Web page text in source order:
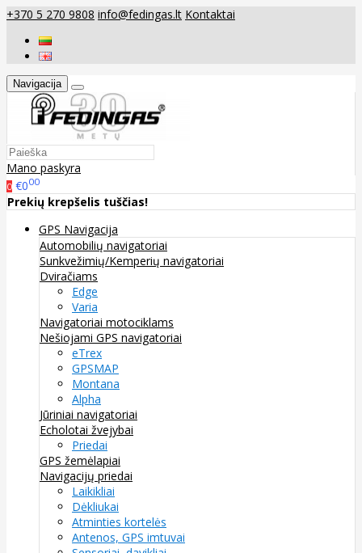
+370 5 270 9808 info@fedingas.lt Kontaktai
Navigacija
Mano paskyra
0 €000
Prekių krepšelis tuščias!
GPS Navigacija
Automobilių navigatoriai
Sunkvežimių/Kemperių navigatoriai
Dviračiams
Edge
Varia
Navigatoriai motociklams
Nešiojami GPS navigatoriai
eTrex
GPSMAP
Montana
Alpha
Jūriniai navigatoriai
Echolotai žvejybai
Priedai
GPS žemėlapiai
Navigacijų priedai
Laikikliai
Dėkliukai
Atminties kortelės
Antenos, GPS imtuvai